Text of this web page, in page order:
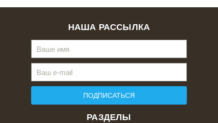
РАЗДЕЛЫ
НАША РАССЫЛКА
ПОДПИСАТЬСЯ